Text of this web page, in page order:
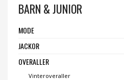
BARN & JUNIOR
MODE
JACKOR
OVERALLER
Vinteroveraller